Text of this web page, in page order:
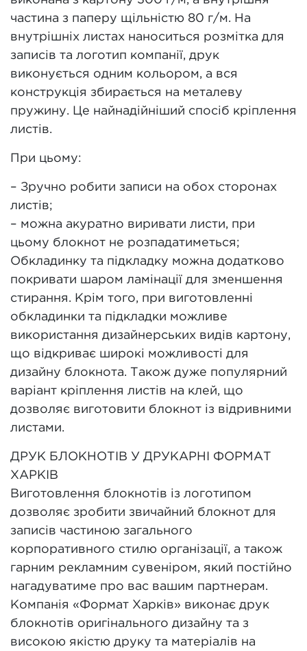
частина з паперу щільністю 80 г/м. На
внутрішніх листах наноситься розмітка для
записів та логотип компанії, друк
виконується одним кольором, а вся
конструкція збирається на металеву
пружину. Це найнадійніший спосіб кріплення
листів.
При цьому:
– Зручно робити записи на обох сторонах
листів;
– можна акуратно виривати листи, при
цьому блокнот не розпадатиметься;
Обкладинку та підкладку можна додатково
покривати шаром ламінації для зменшення
стирання. Крім того, при виготовленні
обкладинки та підкладки можливе
використання дизайнерських видів картону,
що відкриває широкі можливості для
дизайну блокнота. Також дуже популярний
варіант кріплення листів на клей, що
дозволяє виготовити блокнот із відривними
листами.
ДРУК БЛОКНОТІВ У ДРУКАРНІ ФОРМАТ
ХАРКІВ
Виготовлення блокнотів із логотипом
дозволяє зробити звичайний блокнот для
записів частиною загального
корпоративного стилю організації, а також
гарним рекламним сувеніром, який постійно
нагадуватиме про вас вашим партнерам.
Компанія «Формат Харків» виконає друк
блокнотів оригінального дизайну та з
високою якістю друку та матеріалів на